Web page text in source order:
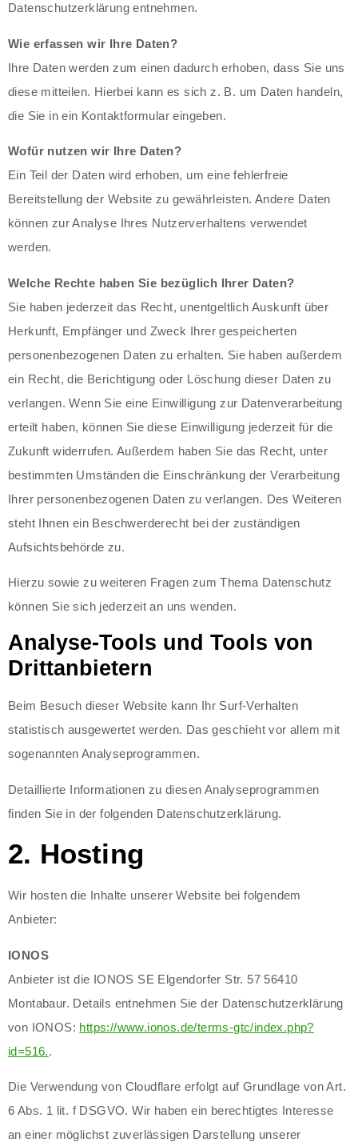
Datenschutzerklärung entnehmen.
Wie erfassen wir Ihre Daten?
Ihre Daten werden zum einen dadurch erhoben, dass Sie uns
diese mitteilen. Hierbei kann es sich z. B. um Daten handeln,
die Sie in ein Kontaktformular eingeben.
Wofür nutzen wir Ihre Daten?
Ein Teil der Daten wird erhoben, um eine fehlerfreie
Bereitstellung der Website zu gewährleisten. Andere Daten
können zur Analyse Ihres Nutzerverhaltens verwendet
werden.
Welche Rechte haben Sie bezüglich Ihrer Daten?
Sie haben jederzeit das Recht, unentgeltlich Auskunft über
Herkunft, Empfänger und Zweck Ihrer gespeicherten
personenbezogenen Daten zu erhalten. Sie haben außerdem
ein Recht, die Berichtigung oder Löschung dieser Daten zu
verlangen. Wenn Sie eine Einwilligung zur Datenverarbeitung
erteilt haben, können Sie diese Einwilligung jederzeit für die
Zukunft widerrufen. Außerdem haben Sie das Recht, unter
bestimmten Umständen die Einschränkung der Verarbeitung
Ihrer personenbezogenen Daten zu verlangen. Des Weiteren
steht Ihnen ein Beschwerderecht bei der zuständigen
Aufsichtsbehörde zu.
Hierzu sowie zu weiteren Fragen zum Thema Datenschutz
können Sie sich jederzeit an uns wenden.
Analyse-Tools und Tools von
Dritt­anbietern
Beim Besuch dieser Website kann Ihr Surf-Verhalten
statistisch ausgewertet werden. Das geschieht vor allem mit
sogenannten Analyseprogrammen.
Detaillierte Informationen zu diesen Analyseprogrammen
finden Sie in der folgenden Datenschutzerklärung.
2. Hosting
Wir hosten die Inhalte unserer Website bei folgendem
Anbieter:
IONOS
Anbieter ist die IONOS SE Elgendorfer Str. 57 56410
Montabaur. Details entnehmen Sie der Datenschutzerklärung
von IONOS: https://www.ionos.de/terms-gtc/index.php?
id=516..
Die Verwendung von Cloudflare erfolgt auf Grundlage von Art.
6 Abs. 1 lit. f DSGVO. Wir haben ein berechtigtes Interesse
an einer möglichst zuverlässigen Darstellung unserer